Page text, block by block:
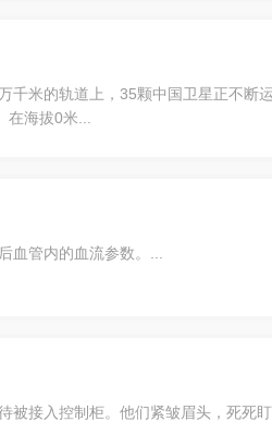
米的轨道上，35颗中国卫星正不断
海拔0米...
血管内的血流参数。...
接入控制柜。他们紧皱眉头，死死